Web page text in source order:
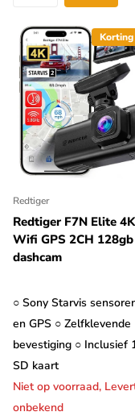
Redtiger
Redtiger F7N Elite
Wifi GPS 2CH 128gb
dashcam
○ Sony Starvis
en GPS ○ Zelfklevende
bevestiging ○ Inclusief
SD kaart
Niet op voorraad,
onbekend